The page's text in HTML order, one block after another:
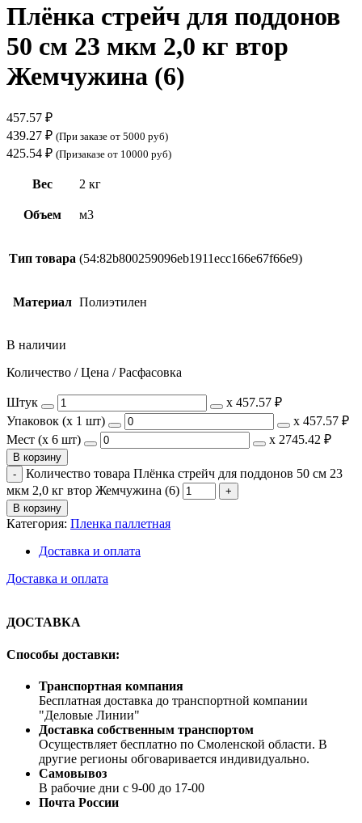
Плёнка стрейч для поддонов
50 см 23 мкм 2,0 кг втор
Жемчужина (6)
457.57 ₽
439.27 ₽ (При заказе от 5000 руб)
425.54 ₽ (Призаказе от 10000 руб)
Вес 2 кг
Объем м3
Тип товара (54:82b800259096eb1911ecc166e67f66e9)
Материал Полиэтилен
В наличии
Количество / Цена / Расфасовка
Штук х 457.57 ₽
Упаковок (x 1 шт)
х 457.57 ₽
Мест (x 6 шт)
х 2745.42 ₽
В корзину
Количество товара Плёнка стрейч для поддонов 50 см 23
мкм 2,0 кг втор Жемчужина (6)
В корзину
Категория: Пленка паллетная
Доставка и оплата
Доставка и оплата
ДОСТАВКА
Способы доставки:
Транспортная компания
Бесплатная доставка до транспортной компании
"Деловые Линии"
Доставка собственным транспортом
Осуществляет бесплатно по Смоленской области. В
другие регионы обговаривается индивидуально.
Самовывоз
В рабочие дни с 9-00 до 17-00
Почта России